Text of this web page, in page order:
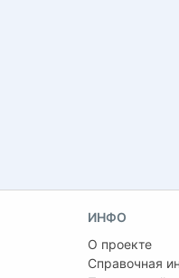
ИНФО
О проекте
Справочная